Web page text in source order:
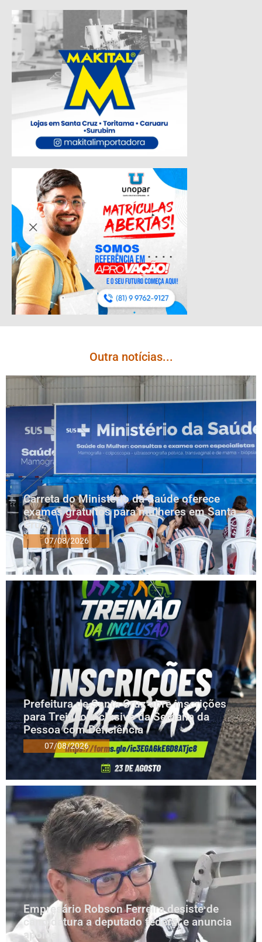
Outra notícias...
Carreta do Ministério da Saúde oferece
exames gratuitos para mulheres em Santa
Cruz
07/08/2026
Prefeitura de Santa Cruz abre inscrições
para Treinão Inclusivo da Semana da
Pessoa com Deficiência
07/08/2026
Empresário Robson Ferreira desiste de
candidatura a deputado federal e anuncia
apoios